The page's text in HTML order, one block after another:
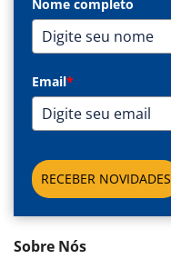
Nome completo
Email*
RECEBER NOVIDADES
Sobre Nós